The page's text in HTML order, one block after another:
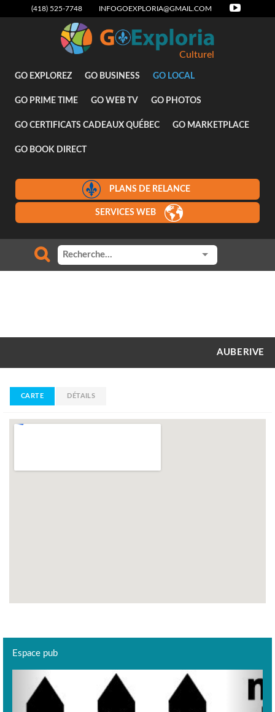
(418) 525-7748 INFOGOEXPLORIA@GMAIL.COM
Culturel
GO EXPLOREZ GO BUSINESS GO LOCAL
GO PRIME TIME GO WEB TV GO PHOTOS
GO CERTIFICATS CADEAUX QUÉBEC GO MARKETPLACE
GO BOOK DIRECT
PLANS DE RELANCE
SERVICES WEB
AUBERIVE
CARTE DÉTAILS
Espace pub
Previous